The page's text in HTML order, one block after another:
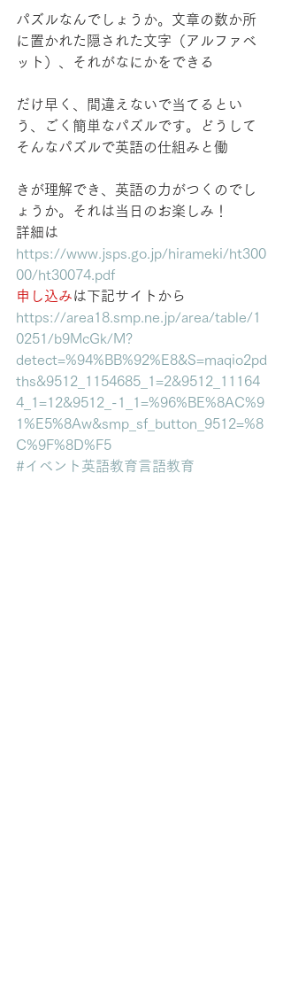
パズルなんでしょうか。文章の数か所
に置かれた隠された文字（アルファベ
ット）、それがなにかをできる
だけ早く、間違えないで当てるとい
う、ごく簡単なパズルです。どうして
そんなパズルで英語の仕組みと働
きが理解でき、英語の力がつくのでし
ょうか。それは当日のお楽しみ！
詳細は
https://www.jsps.go.jp/hirameki/ht300
00/ht30074.pdf
申し込みは下記サイトから
https://area18.smp.ne.jp/area/table/1
0251/b9McGk/M?
detect=%94%BB%92%E8&S=maqio2pd
ths&9512_1154685_1=2&9512_11164
4_1=12&9512_-1_1=%96%BE%8AC%9
1%E5%8Aw&smp_sf_button_9512=%8
C%9F%8D%F5
#イベント英語教育言語教育